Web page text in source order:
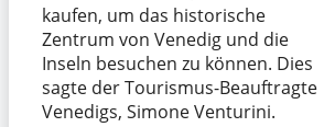
kaufen, um das historische
Zentrum von Venedig und die
Inseln besuchen zu können. Dies
sagte der Tourismus-Beauftragte
Venedigs, Simone Venturini.